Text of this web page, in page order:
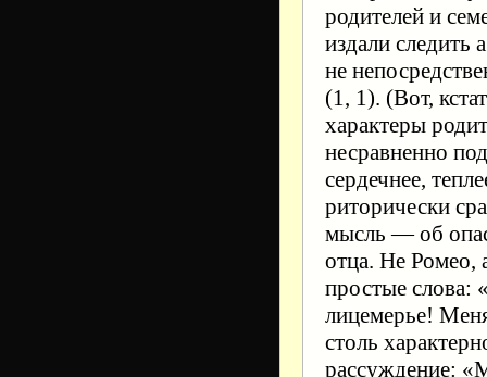
родителей и
издали следить
не
(1, 1). (Вот,
характеры
несравненно
сердечнее,
риторически
мысль — об
отца. Не Ромео,
простые слова:
лицемерье!
столь
рассуждение: